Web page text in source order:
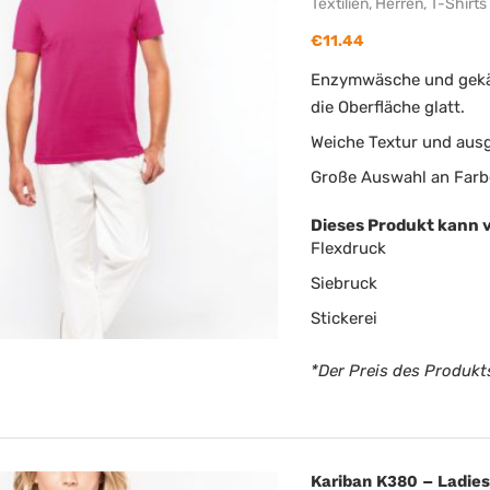
Textilien, Herren,
T-Shirts
€11.44
Enzymwäsche und
die Oberfläche glatt.
Weiche Textur und
Große Auswahl an
Dieses Produkt kann
Flexdruck
Siebruck
Stickerei
*Der Preis des
Kariban K380 –